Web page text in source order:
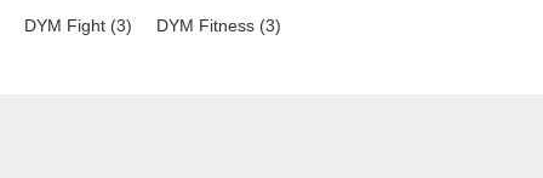
DYM Fight (3) DYM Fitness (3)